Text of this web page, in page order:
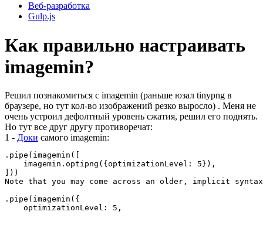
Веб-разработка
Gulp.js
Как правильно настраивать
imagemin?
Решил познакомиться с imagemin (раньше юзал tinypng в
браузере, но тут кол-во изображений резко выросло) . Меня не
очень устроил дефолтный уровень сжатия, решил его поднять.
Но тут все друг другу противоречат:
1 - Доки самого imagemin:
.pipe(imagemin([
    imagemin.optipng({optimizationLevel: 5}),
]))
Note that you may come across an older, implicit
.pipe(imagemin({
    optimizationLevel: 5,